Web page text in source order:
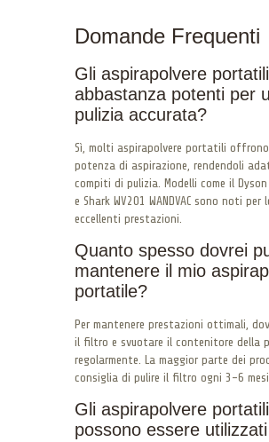
Domande Frequenti
Gli aspirapolvere
abbastanza potenti per
pulizia accurata?
Sì, molti aspirapolvere portatili offrono
potenza di aspirazione, rendendoli
compiti di pulizia. Modelli come il
e Shark WV201 WANDVAC sono noti per
eccellenti prestazioni.
Quanto spesso dovrei
mantenere il mio
portatile?
Per mantenere prestazioni ottimali,
il filtro e svuotare il contenitore della
regolarmente. La maggior parte dei
consiglia di pulire il filtro ogni 3-6 mesi.
Gli aspirapolvere portatili
possono essere